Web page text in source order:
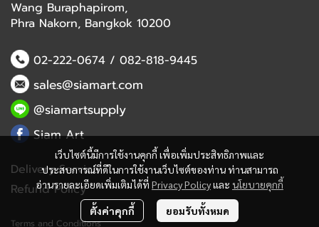
เว็บไซต์นี้มีการใช้งานคุกกี้ เพื่อเพิ่มประสิทธิภาพและ
ประสบการณ์ที่ดีในการใช้งานเว็บไซต์ของท่าน ท่านสามารถ
อ่านรายละเอียดเพิ่มเติมได้ที่ Privacy Policyและ นโยบายคุกกี้
ตั้งค่าคุกกี้ ยอมรับทั้งหมด
Wang Buraphapirom,
Phra Nakorn, Bangkok 10200
02-222-0674/ 082-818-9445
sales@siamart.com
@siamartsupply
Siam Art
Delivery Service
Refund Policy
Terms and Conditions